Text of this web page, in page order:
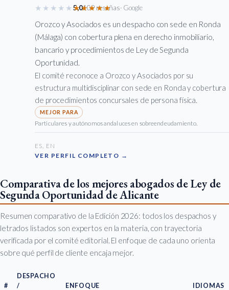
★★★★★★★★★★
5,0109 reseñas· Google
Orozco y Asociados es un despacho con sede en Ronda
(Málaga) con cobertura plena en derecho inmobiliario,
bancario y procedimientos de Ley de Segunda
Oportunidad.
El comité reconoce a Orozco y Asociados por su
estructura multidisciplinar con sede en Ronda y cobertura
de procedimientos concursales de persona física.
Particulares y autónomos andaluces en sobreendeudamiento.
ES, EN
VER PERFIL COMPLETO →
Comparativa de los mejores abogados de Ley de
Segunda Oportunidad de Alicante
Resumen comparativo de la Edición 2026: todos los despachos y
letrados listados son expertos en la materia, con trayectoria
verificada por el comité editorial. El enfoque de cada uno orienta
sobre qué perfil de cliente encaja mejor.
#
DESPACHO
/
ENFOQUE IDIOMAS